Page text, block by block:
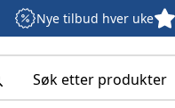
Nye tilbud hver uke